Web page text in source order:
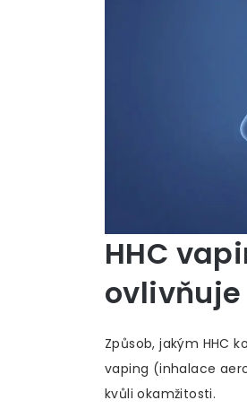
HHC
Způsob, jakým HHC
vaping (inhalace
kvůli okamžitosti.